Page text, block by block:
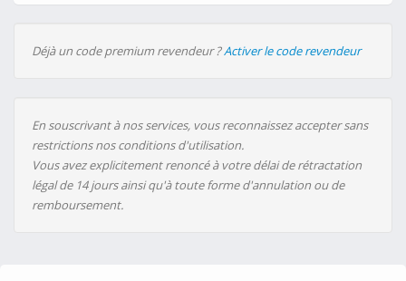
Déjà un code premium revendeur ?Activer le code revendeur
En souscrivant à nos services, vous reconnaissez accepter sans
restrictions nos conditions d'utilisation.
Vous avez explicitement renoncé à votre délai de rétractation
légal de 14 jours ainsi qu'à toute forme d'annulation ou de
remboursement.